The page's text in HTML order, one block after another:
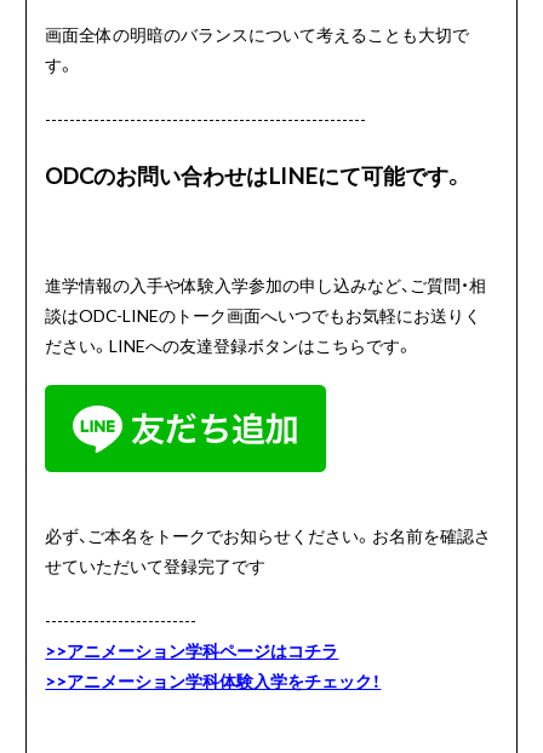
画面全体の明暗のバランスについて考えることも大切で
す。
-----------------------------------------------------
ODCのお問い合わせはLINEにて可能です。
進学情報の入手や体験入学参加の申し込みなど、ご質問・相
談はODC-LINEのトーク画面へいつでもお気軽にお送りく
ださい。LINEへの友達登録ボタンはこちらです。
必ず、ご本名をトークでお知らせください。お名前を確認さ
せていただいて登録完了です
-------------------------
>>アニメーション学科ページはコチラ
>>アニメーション学科体験入学をチェック！